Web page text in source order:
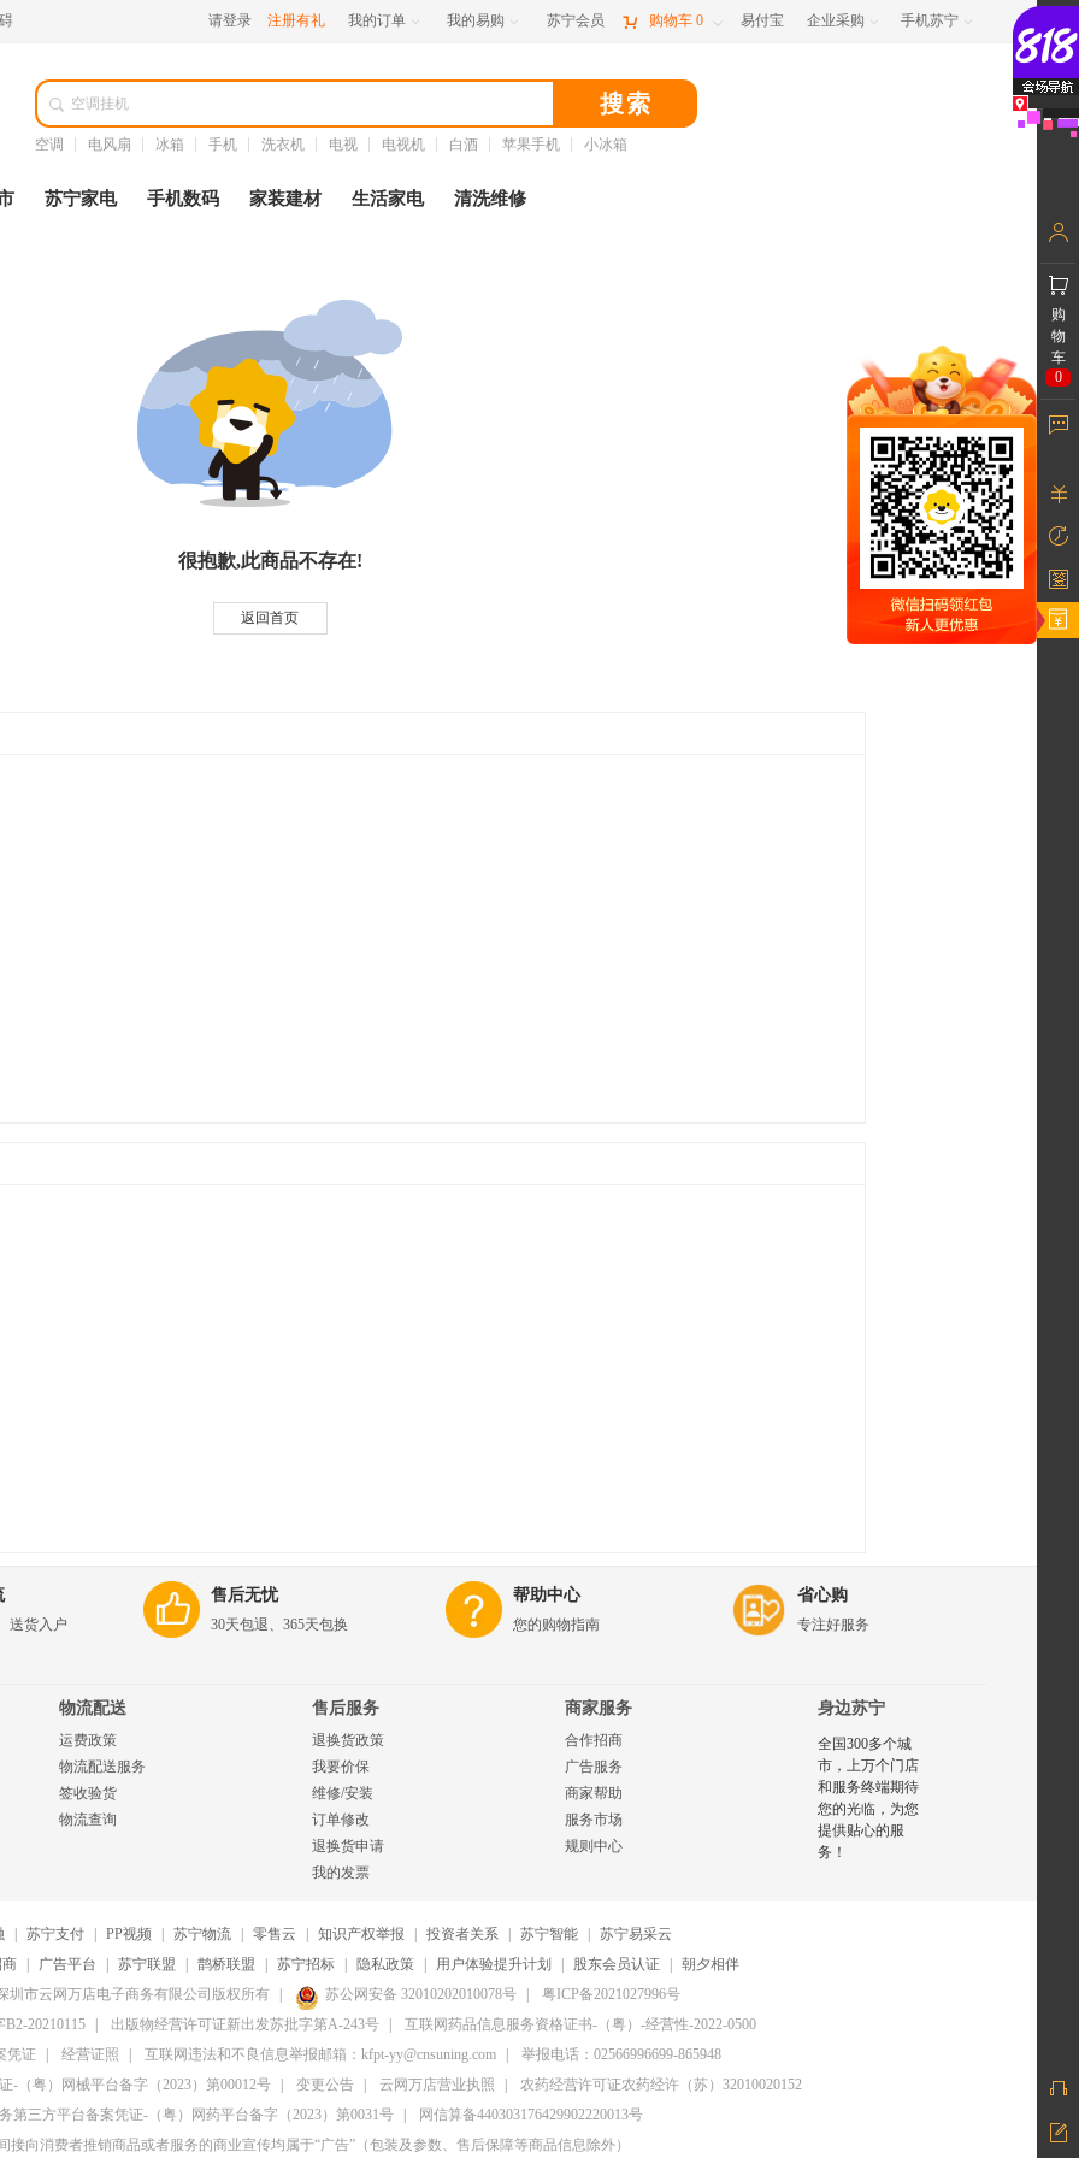
请登录 注册有礼 我的订单  我的易购  苏宁会员  购物车 0  易付宝 企业采购  手机苏宁 

空调 电风扇 冰箱 手机 洗衣机 电视 电视机 白酒 苹果手机 小冰箱
苏宁家电 手机数码 家装建材 生活家电 清洗维修
很抱歉,此商品不存在!
返回首页
送货入户
售后无忧
30天包退、365天包换
帮助中心
您的购物指南
省心购
专注好服务
物流配送
运费政策
物流配送服务
签收验货
物流查询
售后服务
退换货政策
我要价保
维修/安装
订单修改
退换货申请
我的发票
商家服务
合作招商
广告服务
商家帮助
服务市场
规则中心
身边苏宁
全国300多个城
市，上万个门店
和服务终端期待
您的光临，为您
提供贴心的服
务！
苏宁支付 PP视频 苏宁物流 零售云 知识产权举报 投资者关系 苏宁智能
苏宁易采云
广告平台 苏宁联盟 鹊桥联盟 苏宁招标 隐私政策 用户体验提升计划 股东会员认证
朝夕相伴
圳市云网万店电子商务有限公司版权所有
苏公网安备 32010202010078号
粤ICP备2021027996号
20210115
出版物经营许可证新出发苏批字第A-243号
互联网药品信息服务资格证书-（粤）-经营性-2022-0500
凭证
经营证照 互联网违法和不良信息举报邮箱：kfpt-yy@cnsuning.com
举报电话：02566996699-865948
-（粤）网械平台备字（2023）第00012号
变更公告 云网万店营业执照
农药经营许可证农药经许（苏）32010020152
第三方平台备案凭证-（粤）网药平台备字（2023）第0031号
网信算备440303176429902220013号
接向消费者推销商品或者服务的商业宣传均属于“广告”（包装及参数、售后保障等商品信息除外）
购
物
车
0